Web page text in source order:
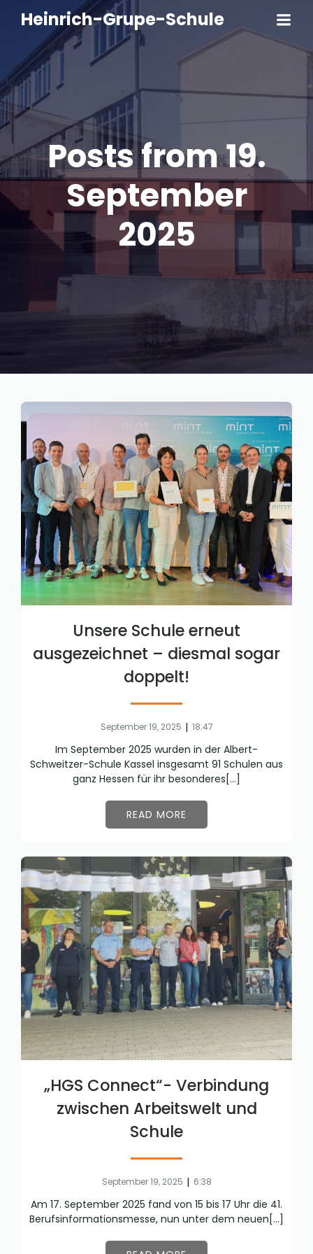
Heinrich-Grupe-Schule
Posts from 19.
September
2025
Unsere Schule erneut
ausgezeichnet – diesmal sogar
doppelt!
September 19, 2025 | 18:47
Im September 2025 wurden in der Albert-
Schweitzer-Schule Kassel insgesamt 91 Schulen aus
ganz Hessen für ihr besonderes[…]
READ MORE
„HGS Connect“- Verbindung
zwischen Arbeitswelt und
Schule
September 19, 2025 | 6:38
Am 17. September 2025 fand von 15 bis 17 Uhr die 41.
Berufsinformationsmesse, nun unter dem neuen[…]